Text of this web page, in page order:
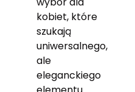
kobiet, które
szukają
uniwersalnego,
ale
eleganckiego